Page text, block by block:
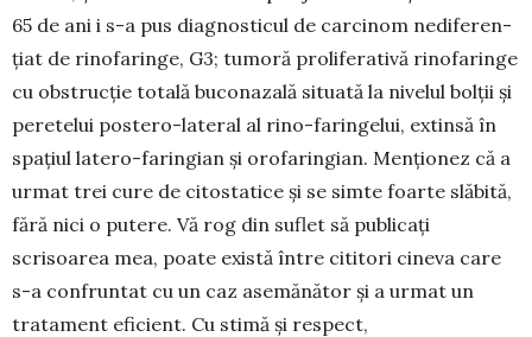
65 de ani i s-a pus diagnosticul de carcinom nedife­ren­
țiat de rinofaringe, G3; tumoră proliferativă ri­nofaringe
cu obstrucție totală bucona­zală situată la nivelul bolții și
peretelui postero-lateral al rino-farin­gelui, extinsă în
spațiul latero-faringian și orofarin­gian. Menționez că a
urmat trei cure de citosta­tice și se simte foarte slăbită,
fără nici o putere. Vă rog din suflet să publicați
scrisoarea mea, poate există între cititori cineva care
s-a confruntat cu un caz asemănător și a urmat un
tratament eficient. Cu stimă și respect,